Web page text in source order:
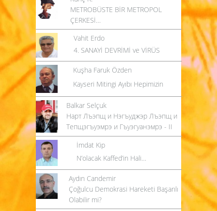
METROBÜSTE BİR METROPOL
ÇERKESİ…
Vahit Erdo
4. SANAYİ DEVRİMİ ve VİRÜS
Kuşha Faruk Özden
Kayseri Mitingi Ayıbı Hepimizin
Balkar Selçuk
Нарт Лъэпщ и Нэгъуджэр Лъэпщ и
Тепщэгъуэмрэ и Гъуэгуанэмрэ - II
İmdat Kip
N’olacak Kaffed’in Hali…
Aydın Candemir
Çoğulcu Demokrasi Hareketi Başarılı
Olabilir mi?